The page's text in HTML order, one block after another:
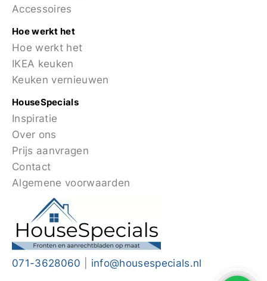
Accessoires
Hoe werkt het
Hoe werkt het
IKEA keuken
Keuken vernieuwen
HouseSpecials
Inspiratie
Over ons
Prijs aanvragen
Contact
Algemene voorwaarden
071-3628060 info@housespecials.nl